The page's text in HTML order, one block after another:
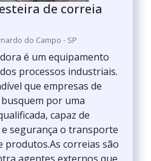
de correia
do Campo - SP
é um equipamento
processos industriais.
que empresas de
por uma
capaz de
segurança o transporte
produtos.As correias são